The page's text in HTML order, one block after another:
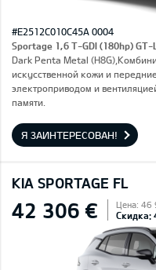
#E2512C010C45A 0004
Sportage 1,6 T-GDI (180hp) GT-
Dark Penta Metal
искусственной кожи и
электроприводом и
памяти.
Я ЗАИНТЕРЕСОВАН!
KIA SPORTAGE FL
42 306 € Цена: 46
Скидка: